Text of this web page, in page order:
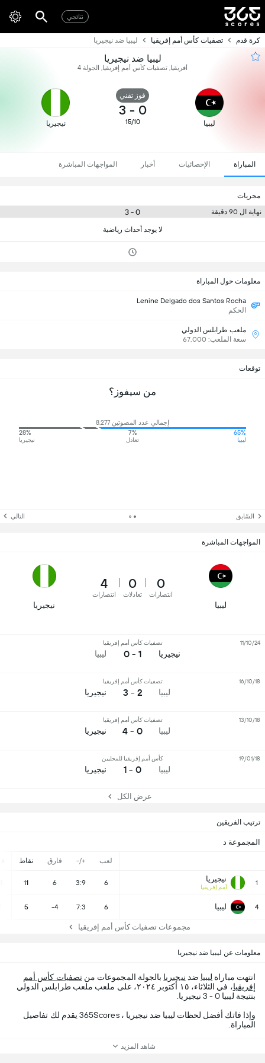
نتائجي
كرة قدم تصفيات كأس أمم إفريقيا ليبيا ضد نيجيريا
ليبيا ضد نيجيريا
أفريقيا, تصفيات كأس أمم إفريقيا, الجولة 4
ليبيا
فوز تقني
0
-
3
15/10 نيجيريا
المباراة الإحصائيات أخبار المواجهات المباشرة
مجريات
نهاية ال 90 دقيقة
0 - 3
لا يوجد أحداث رياضية
ترتيب الفريقين
المجموعة د
لعب +/- فارق نقاط
1 نيجيريا
أمم إفريقيا
6
3:9
6
11
4 ليبيا 6
7:3
-4
5
مجموعات تصفيات كأس أمم إفريقيا
معلومات حول المباراة
Lenine Delgado dos Santos Rocha
الحكم
ملعب طرابلس الدولي
سعة الملعب: 67,000
توقعات
من سيفوز؟
إجمالي عدد المصوتين 8,277
65%
ليبيا
7%
تعادل
28%
نيجيريا
السّابق التالي
المواجهات المباشرة
ليبيا
0
انتصارات
0
تعادلات
4
انتصارات
نيجيريا
نيجيريا
تصفيات كأس أمم إفريقيا
1 - 0 ليبيا
11/10/24
ليبيا
تصفيات كأس أمم إفريقيا
2 - 3 نيجيريا
16/10/18
ليبيا
تصفيات كأس أمم إفريقيا
0 - 4 نيجيريا
13/10/18
ليبيا
كأس أمم إفريقيا للمحليين
0 - 1 نيجيريا
19/01/18
عرض الكل
معلومات عن ليبيا ضد نيجيريا
انتهت مباراة ليبيا ضد نيجيريا بالجولة المجموعات منتصفيات كأس أمم
إفريقيا
، في الثلاثاء، ١٥ أكتوبر ٢٠٢٤، على ملعب ملعب طرابلس الدولي
بنتيجة ليبيا 0 - 3 نيجيريا.
وإذا فاتك أفضل لحظات ليبيا ضد نيجيريا ، 365Scores يقدم لك تفاصيل
المباراة.
شاهد المزيد